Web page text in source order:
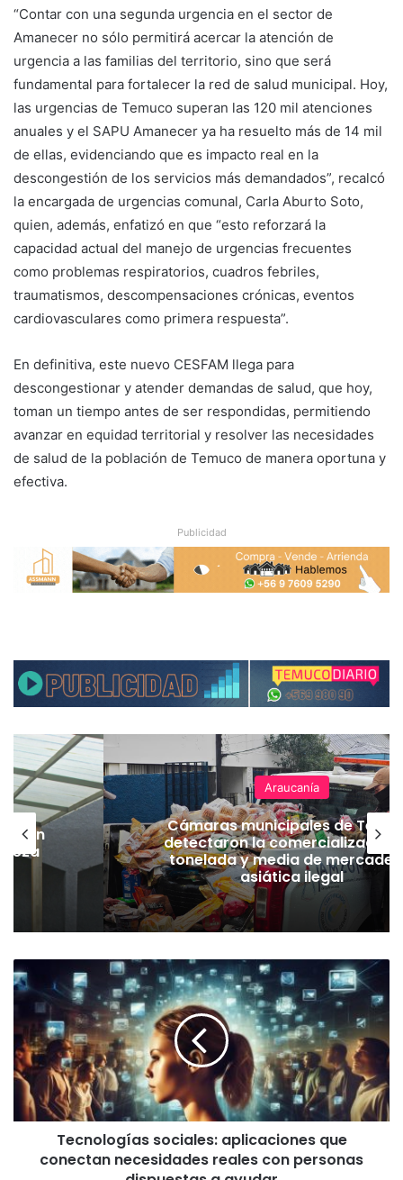
“Contar con una segunda urgencia en el sector de
Amanecer no sólo permitirá acercar la atención de
urgencia a las familias del territorio, sino que será
fundamental para fortalecer la red de salud municipal. Hoy,
las urgencias de Temuco superan las 120 mil atenciones
anuales y el SAPU Amanecer ya ha resuelto más de 14 mil
de ellas, evidenciando que es impacto real en la
descongestión de los servicios más demandados”, recalcó
la encargada de urgencias comunal, Carla Aburto Soto,
quien, además, enfatizó en que “esto reforzará la
capacidad actual del manejo de urgencias frecuentes
como problemas respiratorios, cuadros febriles,
traumatismos, descompensaciones crónicas, eventos
cardiovasculares como primera respuesta”.
En definitiva, este nuevo CESFAM llega para
descongestionar y atender demandas de salud, que hoy,
toman un tiempo antes de ser respondidas, permitiendo
avanzar en equidad territorial y resolver las necesidades
de salud de la población de Temuco de manera oportuna y
efectiva.
Publicidad
Araucanía
Cámaras municipales de
detectaron la comercialización
tonelada y media de
asiática ilegal
T
e
c
n
o
l
o
í
Tecnologías sociales: aplicaciones que
conectan necesidades reales con personas